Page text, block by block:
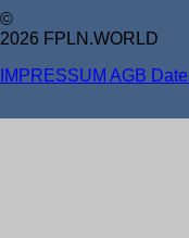
©
2026 FPLN.WORLD
IMPRESSUM AGB